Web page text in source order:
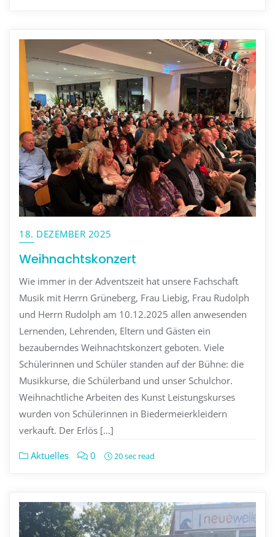
18. DEZEMBER 2025
Weihnachtskonzert
Wie immer in der Adventszeit hat unsere Fachschaft
Musik mit Herrn Grüneberg, Frau Liebig, Frau Rudolph
und Herrn Rudolph am 10.12.2025 allen anwesenden
Lernenden, Lehrenden, Eltern und Gästen ein
bezauberndes Weihnachtskonzert geboten. Viele
Schülerinnen und Schüler standen auf der Bühne: die
Musikkurse, die Schülerband und unser Schulchor.
Weihnachtliche Arbeiten des Kunst Leistungskurses
wurden von Schülerinnen in Biedermeierkleidern
verkauft. Der Erlös […]
Aktuelles 0 20 sec read